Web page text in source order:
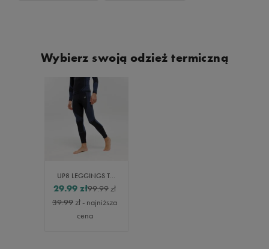
Wybierz swoją odzież termiczną
UP8 LEGGINGS TERMICZNE TRAVEL
99.99zł
29.99 zł
39.99zł- najniższa
cena